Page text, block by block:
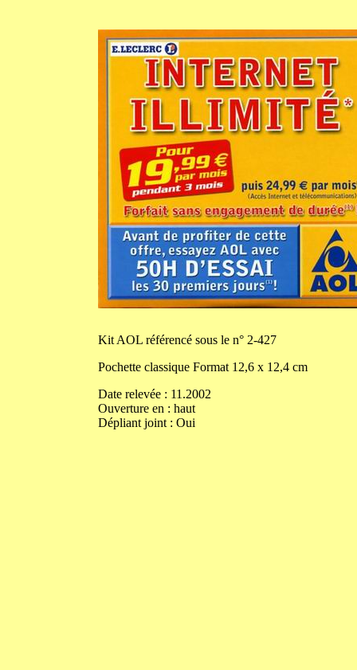
Kit AOL référencé sous le n° 2-427
Pochette classique Format 12,6 x 12,4 cm
Date relevée : 11.2002
Ouverture en : haut
Dépliant joint : Oui